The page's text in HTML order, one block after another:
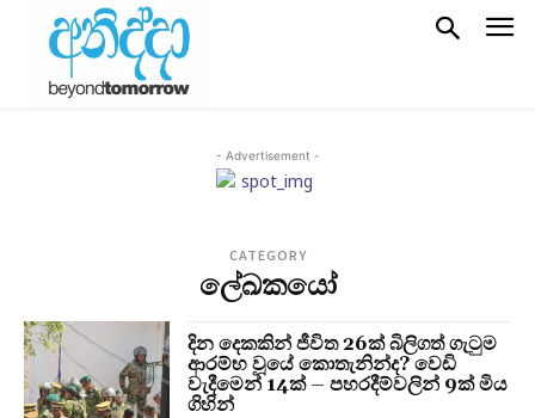
- Advertisement -
CATEGORY
ලේඛකයෝ
දින දෙකකින් ජීවිත 26ක් බිලිගත් ගැටුම
ආරම්භ වූයේ කොතැනින්ද? වෙඩි
වැදීමෙන් 14ක් – පහරදීම්වලින් 9ක් මිය
ගිහින්